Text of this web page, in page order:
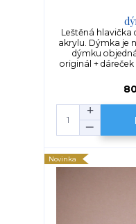
Leštěná hlavička
akrylu. Dýmka je
dýmku
originál +
Novinka